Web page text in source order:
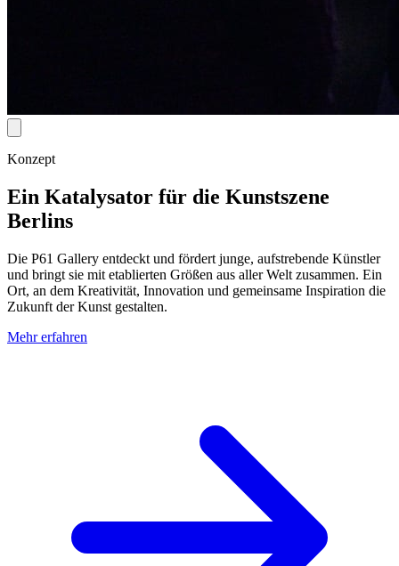
Konzept
Ein Katalysator für die Kunstszene
Berlins
Die P61 Gallery entdeckt und fördert junge, aufstrebende Künstler
und bringt sie mit etablierten Größen aus aller Welt zusammen. Ein
Ort, an dem Kreativität, Innovation und gemeinsame Inspiration die
Zukunft der Kunst gestalten.
Mehr erfahren